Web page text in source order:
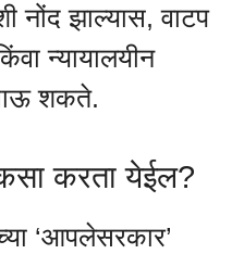
नोंद झाल्यास, वाटप
न्यायालयीन
शकते.
करता येईल?
‘आपलेसरकार’